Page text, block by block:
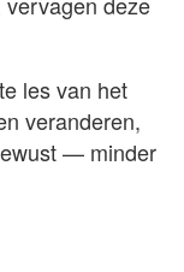
les van het
veranderen,
— minder